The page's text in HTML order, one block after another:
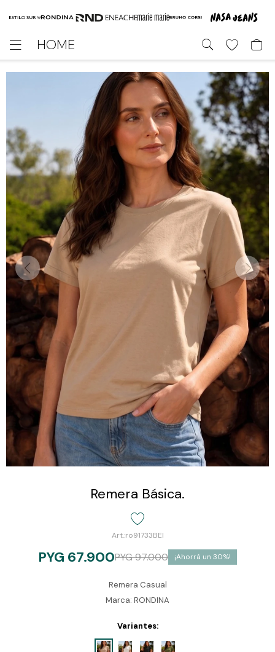
HOME

Remera Básica.
ro91733BEI
PYG 67.900PYG97.000 30
Remera Casual
Marca: RONDINA
Variantes: